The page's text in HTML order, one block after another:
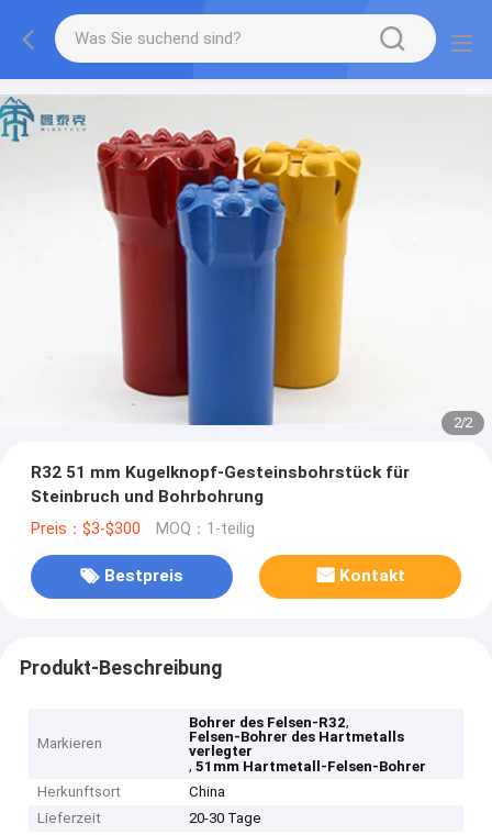
2/2
R32 51 mm Kugelknopf-Gesteinsbohrstück für
Steinbruch und Bohrbohrung
Preis：$3-$300 MOQ：1-teilig
Bestpreis Kontakt
Produkt-Beschreibung
Markieren
Bohrer des Felsen-R32,
Felsen-Bohrer des Hartmetalls
verlegter
,51mm Hartmetall-Felsen-Bohrer
Herkunftsort
China
Lieferzeit
20-30 Tage